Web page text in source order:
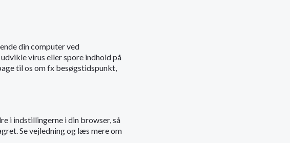
din computer ved
virus eller spore indhold på
til os om fx besøgstidspunkt,
i indstillingerne i din browser, så
Se vejledning og læs mere om